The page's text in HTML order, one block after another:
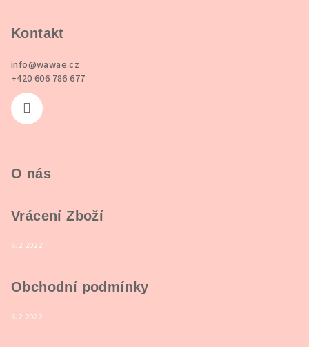
Kontakt
info@wawae.cz
+420 606 786 677
O nás
Vrácení Zboží
6.2.2022
Obchodní podmínky
6.2.2022